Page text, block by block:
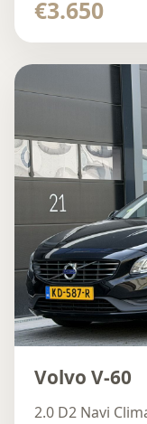
€3.650
Volvo V-60
2.0 D2 Navi